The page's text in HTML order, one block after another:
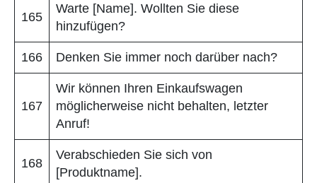
165
Warte [Name]. Wollten Sie diese
hinzufügen?
166 Denken Sie immer noch darüber nach?
167
Wir können Ihren Einkaufswagen
möglicherweise nicht behalten, letzter
Anruf!
168
Verabschieden Sie sich von
[Produktname].